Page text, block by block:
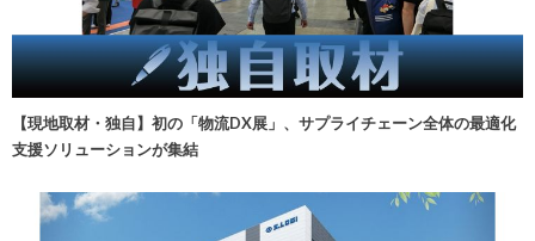
【現地取材・独自】初の「物流DX展」、サプライチェーン全体の最適化
支援ソリューションが集結